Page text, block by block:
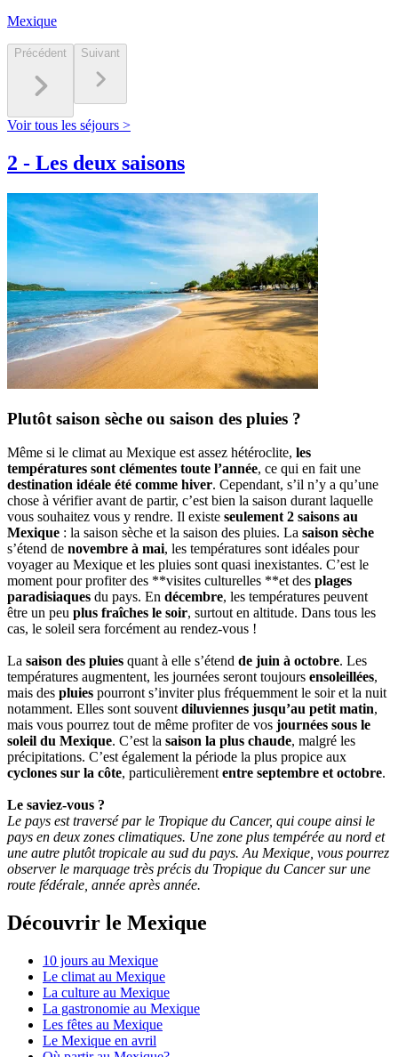
Mexique
Précédent Suivant
Voir tous les séjours >
2 - Les deux saisons
Plutôt saison sèche ou saison des pluies ?
Même si le climat au Mexique est assez hétéroclite, les
températures sont clémentes toute l’année, ce qui en fait une
destination idéale été comme hiver. Cependant, s’il n’y a qu’une
chose à vérifier avant de partir, c’est bien la saison durant laquelle
vous souhaitez vous y rendre. Il existe seulement 2 saisons au
Mexique : la saison sèche et la saison des pluies. La saison sèche
s’étend de novembre à mai, les températures sont idéales pour
voyager au Mexique et les pluies sont quasi inexistantes. C’est le
moment pour profiter des **visites culturelles **et des plages
paradisiaques du pays. En décembre, les températures peuvent
être un peu plus fraîches le soir, surtout en altitude. Dans tous les
cas, le soleil sera forcément au rendez-vous !
La saison des pluies quant à elle s’étend de juin à octobre. Les
températures augmentent, les journées seront toujours ensoleillées,
mais des pluies pourront s’inviter plus fréquemment le soir et la nuit
notamment. Elles sont souvent diluviennes jusqu’au petit matin,
mais vous pourrez tout de même profiter de vos journées sous le
soleil du Mexique. C’est la saison la plus chaude, malgré les
précipitations. C’est également la période la plus propice aux
cyclones sur la côte, particulièrement entre septembre et octobre.
Le saviez-vous ?
Le pays est traversé par le Tropique du Cancer, qui coupe ainsi le
pays en deux zones climatiques. Une zone plus tempérée au nord et
une autre plutôt tropicale au sud du pays. Au Mexique, vous pourrez
observer le marquage très précis du Tropique du Cancer sur une
route fédérale, année après année.
Découvrir le Mexique
10 jours au Mexique
Le climat au Mexique
La culture au Mexique
La gastronomie au Mexique
Les fêtes au Mexique
Le Mexique en avril